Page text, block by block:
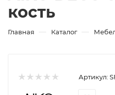
кость
Главная — Каталог —
Артикул: